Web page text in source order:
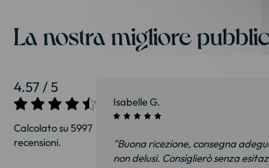
La nostra migliore
4.57 / 5
Calcolato su 5997
recensioni.
27/07/2026
e soprattutto
Sophie S.
"Divano molto bello! Consegna